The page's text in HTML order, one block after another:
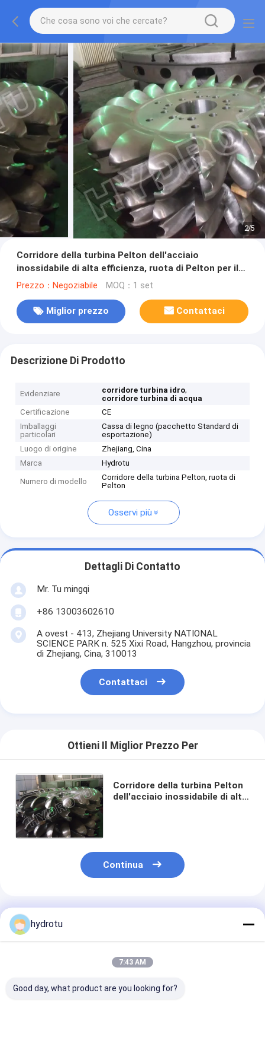
2/5
Corridore della turbina Pelton dell'acciaio
inossidabile di alta efficienza, ruota di Pelton per il
progetto di idropotenza
Prezzo：Negoziabile MOQ：1 set
Miglior prezzo Contattaci
Descrizione Di Prodotto
Evidenziare corridore turbina idro,
corridore turbina di acqua
Certificazione
CE
Imballaggi
particolari
Cassa di legno (pacchetto Standard di
esportazione)
Luogo di origine
Zhejiang, Cina
Marca
Hydrotu
Numero di modello
Corridore della turbina Pelton, ruota di
Pelton
Osservi più
Dettagli Di Contatto
Mr. Tu mingqi
+86 13003602610
A ovest - 413, Zhejiang University NATIONAL
SCIENCE PARK n. 525 Xixi Road, Hangzhou, provincia
di Zhejiang, Cina, 310013
Contattaci
Ottieni Il Miglior Prezzo Per
Corridore della turbina Pelton
dell'acciaio inossidabile di alta
Continua
Prodotti Raccomandati
hydrotu
7:43 AM
Good day, what product are you looking for?